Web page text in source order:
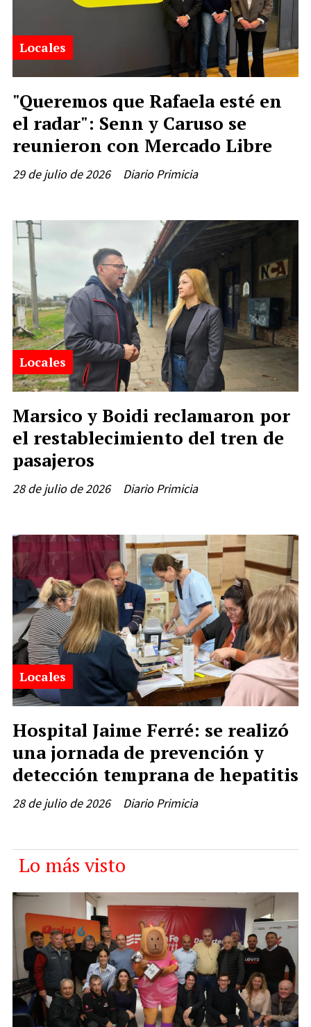
"Queremos que Rafaela esté en
el radar": Senn y Caruso se
reunieron con Mercado Libre
Diario Primicia
Locales
29 de julio de 2026
Marsico y Boidi reclamaron por
el restablecimiento del tren de
pasajeros
Diario Primicia
Locales
28 de julio de 2026
Hospital Jaime Ferré: se realizó
una jornada de prevención y
detección temprana de hepatitis
Diario Primicia
Locales
28 de julio de 2026
Lo más visto